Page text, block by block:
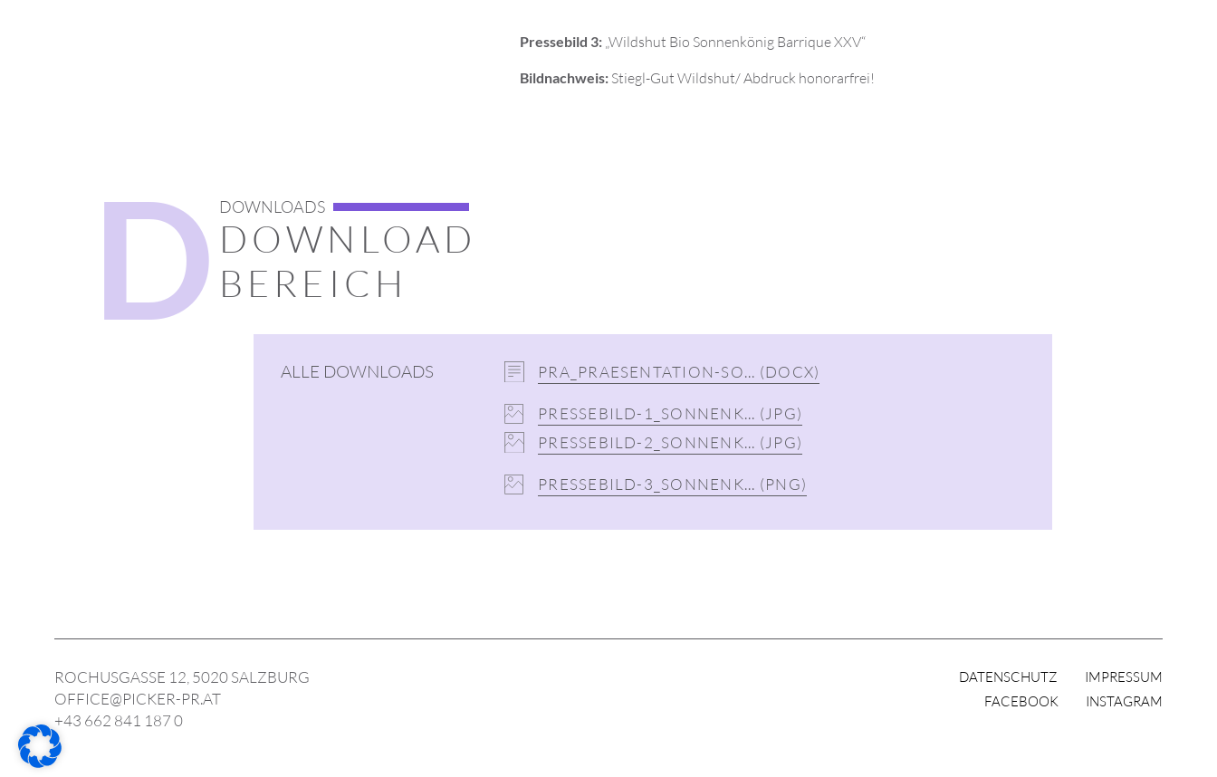
Pressebild 3: „Wildshut Bio Sonnenkönig Barrique XXV“
Bildnachweis: Stiegl-Gut Wildshut/ Abdruck honorarfrei!
D DOWNLOADS
DOWNLOAD
BEREICH
ALLE DOWNLOADS PRA_PRAESENTATION-SO... (DOCX)
PRESSEBILD-1_SONNENK... (JPG)
PRESSEBILD-2_SONNENK... (JPG)
PRESSEBILD-3_SONNENK... (PNG)
ROCHUSGASSE 12, 5020 SALZBURG
OFFICE@PICKER-PR.AT
+43 662 841 187 0
DATENSCHUTZ
IMPRESSUM
FACEBOOK
INSTAGRAM